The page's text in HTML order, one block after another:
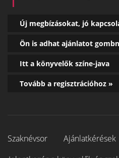
Új megbízásokat, jó
Ön is adhat ajánlatot
Itt a könyvelők színe-java
Tovább a regisztrációhoz »
Szaknévsor
Ajánlatkérések